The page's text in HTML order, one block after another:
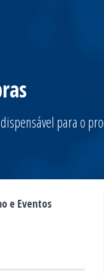
para o
e Eventos